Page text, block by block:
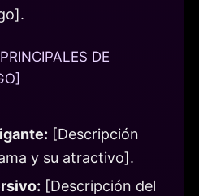
DE
[Descripción
y su atractivo].
[Descripción del